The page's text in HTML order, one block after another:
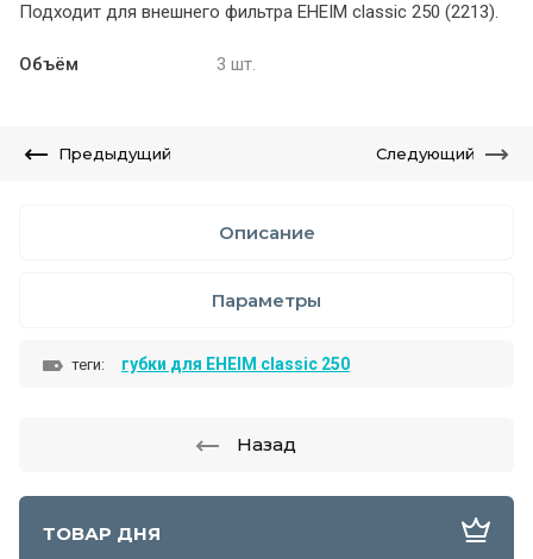
ТОВАР ДНЯ
Подходит для внешнего фильтра EHEIM classic 250 (2213).
Объём 3 шт.
Предыдущий Следующий
Описание
Параметры
теги: губки для EHEIM classic 250
Назад